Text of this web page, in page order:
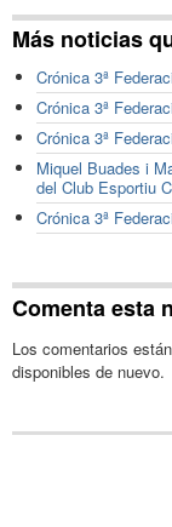
Más noticias
Crónica 3ª
Crónica 3ª
Crónica 3ª
Miquel Buades i
del Club Esportiu
Crónica 3ª
Comenta esta
Los comentarios
disponibles de nuevo.